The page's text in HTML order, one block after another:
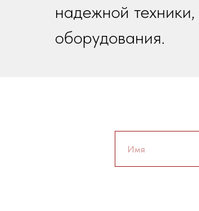
надежной
оборудования.